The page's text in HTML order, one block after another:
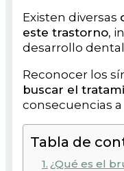
Existen diversas
este trastorno,
desarrollo
Reconocer los
buscar el
consecuencias
Tabla de
¿Qué es el